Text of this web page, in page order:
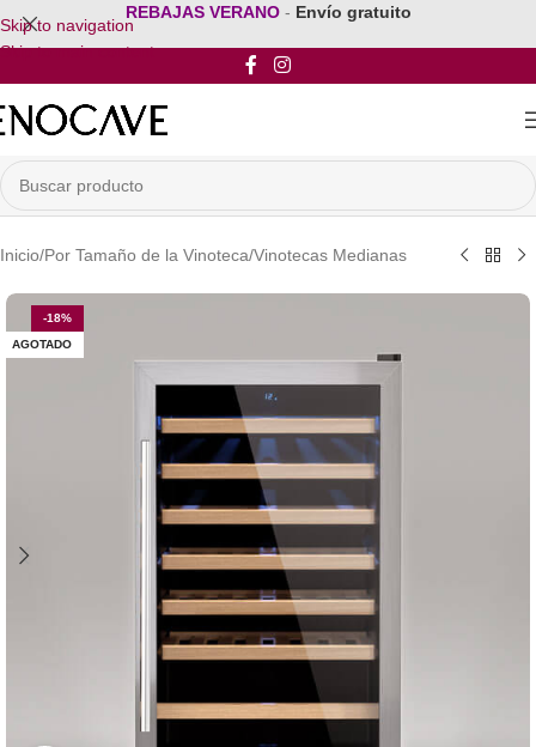
Skip to navigation
Skip to main content
REBAJAS VERANO - Envío gratuito
Inicio/Por Tamaño de la Vinoteca/Vinotecas Medianas
-18%
AGOTADO